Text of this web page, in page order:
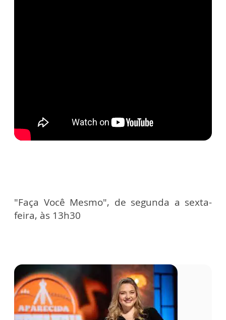
"Faça Você Mesmo", de segunda a sexta-
feira, às 13h30